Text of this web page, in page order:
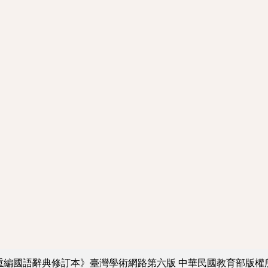
編國語辭典修訂本》臺灣學術網路第六版 中華民國教育部版權